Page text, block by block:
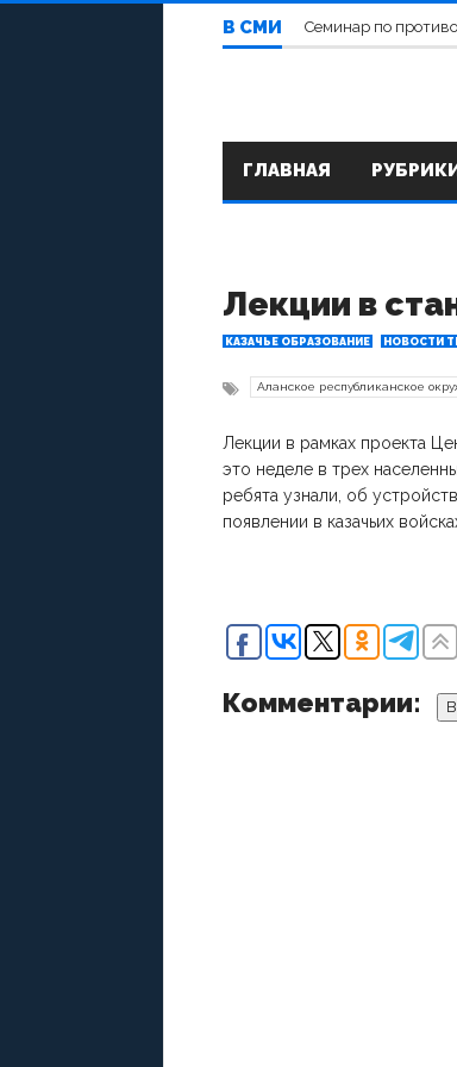
В СМИ Семинар по
ГЛАВНАЯ
Лекции в
КАЗАЧЬЕ ОБРАЗОВАНИЕ НОВОСТИ
Аланское республиканское
Лекции в рамках проекта
это неделе в трех
ребята узнали, об
появлении в казачьих
Комментарии: